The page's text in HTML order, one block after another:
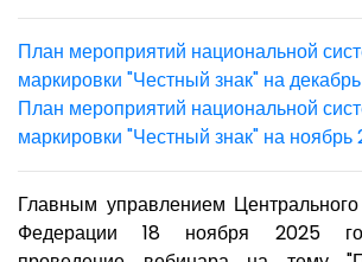
План мероприятий национальной
маркировки "Честный знак" на
План мероприятий национальной
маркировки "Честный знак" на ноябрь
Главным управлением
Федерации 18 ноября 2025